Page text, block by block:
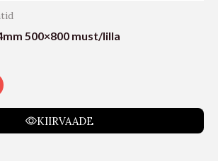
500×800 must/lilla
KIIRVAADE